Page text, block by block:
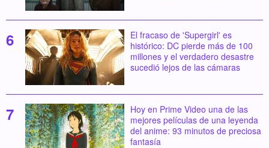
El fracaso de 'Supergirl' es
histórico: DC pierde más de 100
millones y el verdadero desastre
sucedió lejos de las cámaras
Hoy en Prime Video una de las
mejores películas de una leyenda
del anime: 93 minutos de preciosa
fantasía